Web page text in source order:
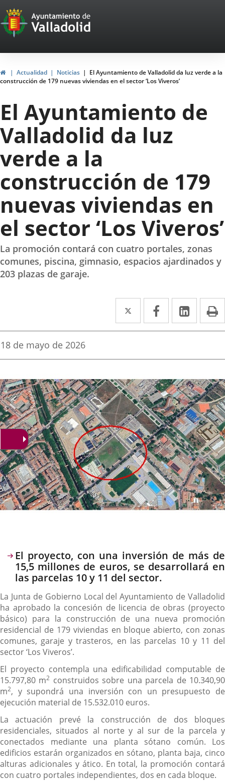
Portal
Web
del
Ayuntamiento
de
Valladolid
InicioActualidad Noticias
El Ayuntamiento de Valladolid da luz verde a la
construcción de 179 nuevas viviendas en el sector ‘Los Viveros’
El Ayuntamiento de
Valladolid da luz
verde a la
construcción de 179
nuevas viviendas en
el sector ‘Los Viveros’
La promoción contará con cuatro portales, zonas
comunes, piscina, gimnasio, espacios ajardinados y
203 plazas de garaje.
Twitter
Enlace
a
aplicación
externa.
Facebook
Enlace
a
aplicación
externa.
Enlace
a
Fecha
la
18 de mayo de 2026
Descripción
El proyecto, con una inversión de más de
15,5 millones de euros, se desarrollará en
las parcelas 10 y 11 del sector.
La Junta de Gobierno Local del Ayuntamiento de Valladolid
ha aprobado la concesión de licencia de obras (proyecto
básico) para la construcción de una nueva promoción
residencial de 179 viviendas en bloque abierto, con zonas
comunes, garaje y trasteros, en las parcelas 10 y 11 del
sector ‘Los Viveros’.
El proyecto contempla una edificabilidad computable de
15.797,80 m2 construidos sobre una parcela de 10.340,90
m2, y supondrá una inversión con un presupuesto de
ejecución material de 15.532.010 euros.
La actuación prevé la construcción de dos bloques
residenciales, situados al norte y al sur de la parcela y
conectados mediante una planta sótano común. Los
edificios estarán organizados en sótano, planta baja, cinco
alturas adicionales y ático. En total, la promoción contará
con cuatro portales independientes, dos en cada bloque.